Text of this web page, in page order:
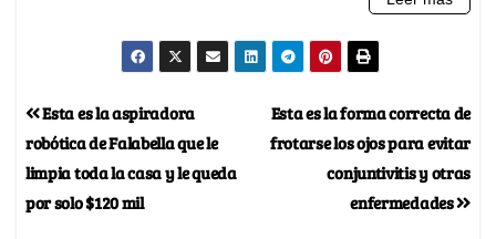
Esta es la forma correcta de
frotarse los ojos para evitar
conjuntivitis y otras
enfermedades
Esta es la aspiradora
robótica de Falabella que le
limpia toda la casa y le queda
por solo $120 mil